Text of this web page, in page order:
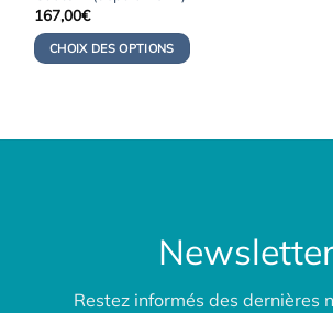
167,00€
CHOIX DES OPTIONS
Restez informés des dernières